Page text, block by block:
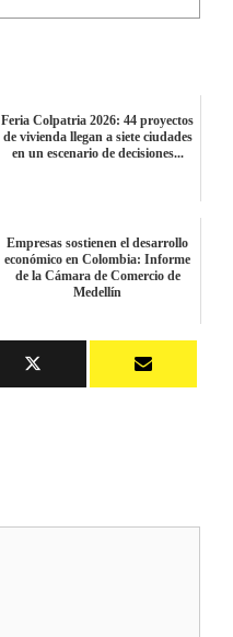
Feria Colpatria 2026: 44 proyectos
de vivienda llegan a siete ciudades
en un escenario de decisiones...
Empresas sostienen el desarrollo
económico en Colombia: Informe
de la Cámara de Comercio de
Medellín